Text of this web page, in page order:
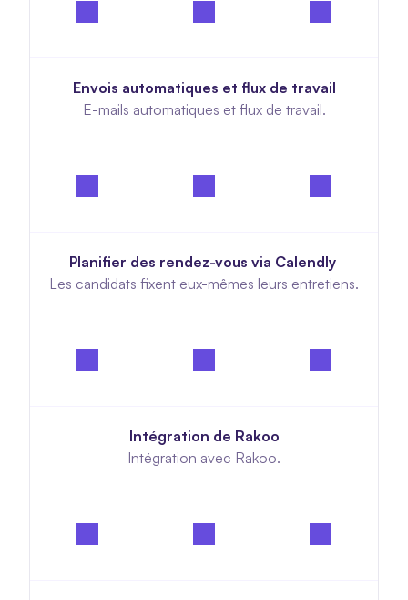
Envois automatiques et flux de travail
E-mails automatiques et flux de travail.
Planifier des rendez-vous via Calendly
Les candidats fixent eux-mêmes leurs entretiens.
Intégration de Rakoo
Intégration avec Rakoo.